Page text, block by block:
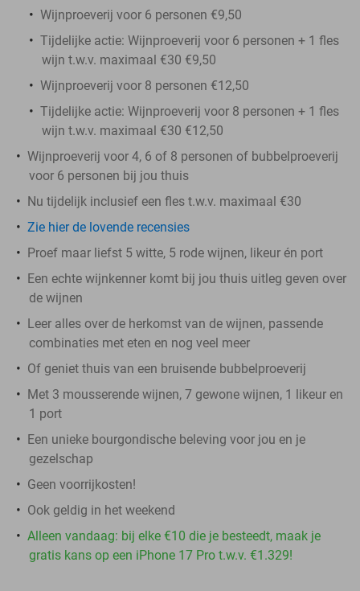
Wijnproeverij voor 6 personen €9,50
Tijdelijke actie: Wijnproeverij voor 6 personen + 1 fles
wijn t.w.v. maximaal €30 €9,50
Wijnproeverij voor 8 personen €12,50
Tijdelijke actie: Wijnproeverij voor 8 personen + 1 fles
wijn t.w.v. maximaal €30 €12,50
Wijnproeverij voor 4, 6 of 8 personen of bubbelproeverij
voor 6 personen bij jou thuis
Nu tijdelijk inclusief een fles t.w.v. maximaal €30
Zie hier de lovende recensies
Proef maar liefst 5 witte, 5 rode wijnen, likeur én port
Een echte wijnkenner komt bij jou thuis uitleg geven over
de wijnen
Leer alles over de herkomst van de wijnen, passende
combinaties met eten en nog veel meer
Of geniet thuis van een bruisende bubbelproeverij
Met 3 mousserende wijnen, 7 gewone wijnen, 1 likeur en
1 port
Een unieke bourgondische beleving voor jou en je
gezelschap
Geen voorrijkosten!
Ook geldig in het weekend
Alleen vandaag: bij elke €10 die je besteedt, maak je
gratis kans op een iPhone 17 Pro t.w.v. €1.329!